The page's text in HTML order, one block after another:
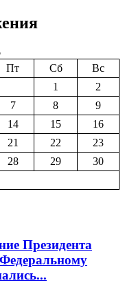
Пт Сб
Вс
1
2
7 8
9
14 15
16
21 22
23
28 29
30
Президента